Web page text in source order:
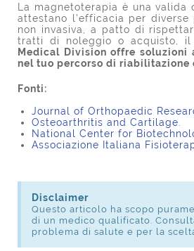
La magnetoterapia è una
attestano l'efficacia per diverse
non invasiva, a patto di
tratti di noleggio o acquisto, il
Medical Division offre soluzioni
nel tuo percorso di riabilitazione
Fonti:
Journal of Orthopaedic
Osteoarthritis and Cartilage
National Center for
Associazione Italiana
Disclaimer
Questo articolo ha scopo
di un medico qualificato.
problema di salute e per la